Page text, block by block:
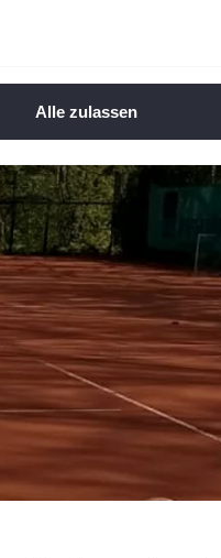
anbieten zu können
Verwendung unserer
führen diese Informationen
im Rahmen Ihrer Nutzung
Footer aufgerufen und
Alle zulassen